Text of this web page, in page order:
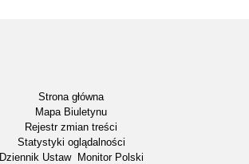
Strona główna
Mapa Biuletynu
Rejestr zmian treści
Statystyki oglądalności
Dziennik Ustaw
Monitor Polski